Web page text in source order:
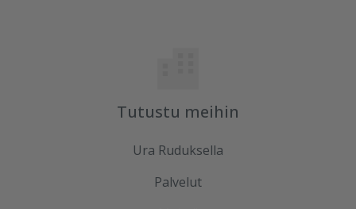
Tutustu meihin
Ura Ruduksella
Palvelut